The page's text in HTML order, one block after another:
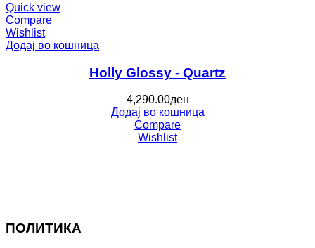
Quick view
Compare
Wishlist
Додај во кошница
Holly Glossy - Quartz
4,290.00ден
Додај во кошница
Compare
Wishlist
ПОЛИТИКА